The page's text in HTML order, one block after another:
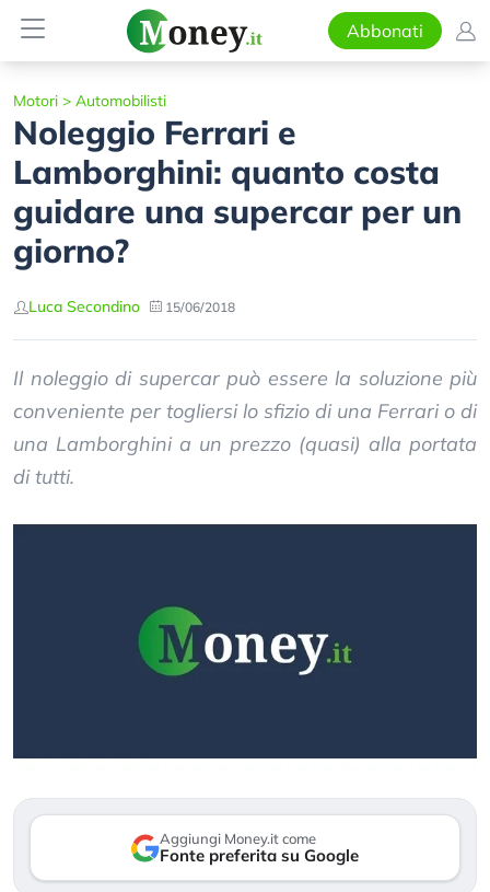
Abbonati
Motori > Automobilisti
Noleggio Ferrari e
Lamborghini: quanto costa
guidare una supercar per un
giorno?
Luca Secondino 15/06/2018
Il noleggio di supercar può essere la soluzione più
conveniente per togliersi lo sfizio di una Ferrari o di
una Lamborghini a un prezzo (quasi) alla portata
di tutti.
Aggiungi Money.it come
Fonte preferita su Google